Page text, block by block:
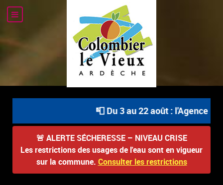
📮 Du 3 au 22 août : l'Agence
🚨 ALERTE SÉCHERESSE – NIVEAU CRISE
Les restrictions des usages de l'eau sont en vigueur
sur la commune. Consulter les restrictions